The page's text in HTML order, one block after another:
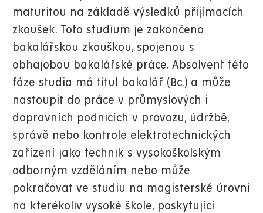
maturitou na základě výsledků přijímacích
zkoušek. Toto studium je zakončeno
bakalářskou zkouškou, spojenou s
obhajobou bakalářské práce. Absolvent této
fáze studia má titul bakalář (Bc.) a může
nastoupit do práce v průmyslových i
dopravních podnicích v provozu, údržbě,
správě nebo kontrole elektrotechnických
zařízení jako technik s vysokoškolským
odborným vzděláním nebo může
pokračovat ve studiu na magisterské úrovni
na kterékoliv vysoké škole, poskytující